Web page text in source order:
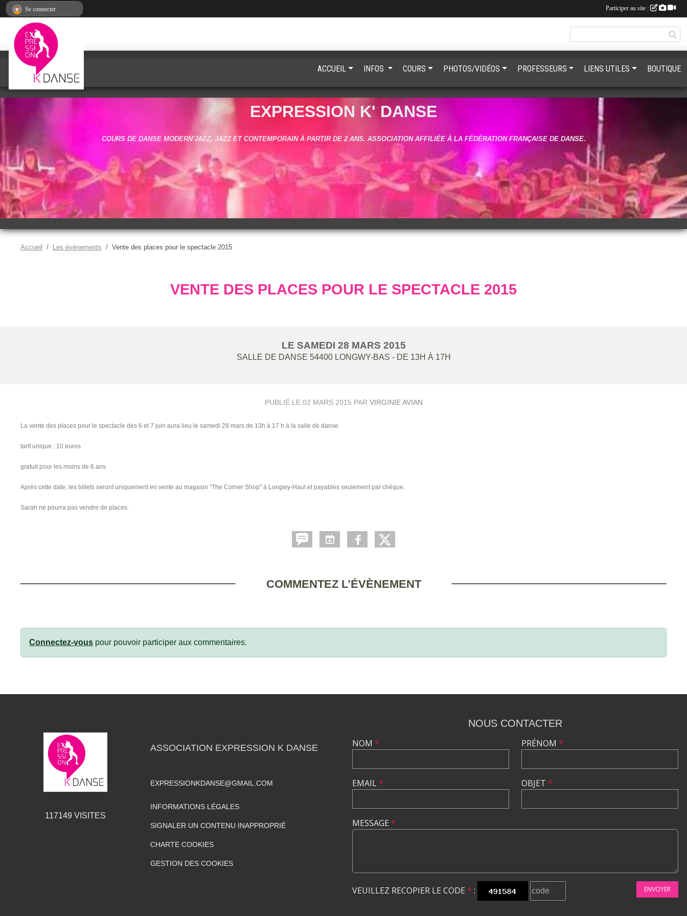
EXPRESSION K' DANSE
COURS DE DANSE MODERN'JAZZ, JAZZ ET CONTEMPORAIN À PARTIR DE 2 ANS. ASSOCIATION AFFILIÉE À LA FÉDÉRATION FRANÇAISE DE DANSE.
Accueil Les évènements Vente des places pour le spectacle 2015
VENTE DES PLACES POUR LE SPECTACLE 2015
LE SAMEDI 28 MARS 2015
SALLE DE DANSE 54400 LONGWY-BAS - DE 13H À 17H
PUBLIÉ LE 02 MARS 2015 PAR VIRGINIE AVIAN
La vente des places pour le spectacle des 6 et 7 juin aura lieu le samedi 28 mars de 13h à 17 h à la salle de danse.
tarif unique : 10 euros
gratuit pour les moins de 6 ans
Après cette date, les billets seront uniquement en vente au magasin "The Corner Shop" à Longwy-Haut et payables seulement par chèque.
Sarah ne pourra pas vendre de places.
COMMENTEZ L’ÉVÈNEMENT
Connectez-vous pour pouvoir participer aux commentaires.
ACCUEIL INFOS COURS PHOTOS/VIDÉOS PROFESSEURS LIENS UTILES BOUTIQUE
117149 VISITES
ASSOCIATION EXPRESSION K DANSE
EXPRESSIONKDANSE@GMAIL.COM
INFORMATIONS LÉGALES
SIGNALER UN CONTENU INAPPROPRIÉ
CHARTE COOKIES
GESTION DES COOKIES
NOUS CONTACTER
NOM *
EMAIL*
PRÉNOM *
OBJET *
MESSAGE *
VEUILLEZ RECOPIER LE CODE * : ENVOYER
Se connecter Participer au site :
Panneau de gestion des cookies